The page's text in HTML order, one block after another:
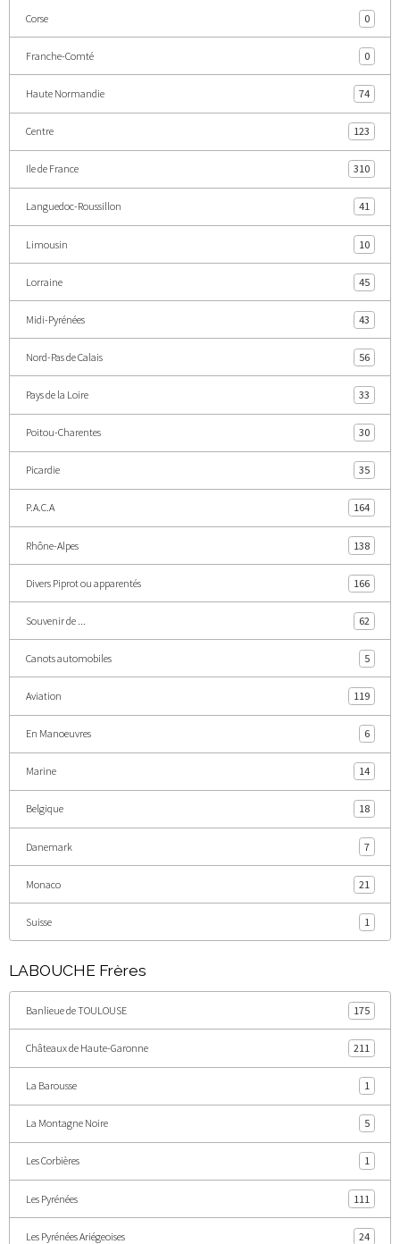
Corse 0
Franche-Comté 0
Haute Normandie 74
Centre 123
Ile de France 310
Languedoc-Roussillon 41
Limousin 10
Lorraine 45
Midi-Pyrénées 43
Nord-Pas de Calais 56
Pays de la Loire 33
Poitou-Charentes 30
Picardie 35
P.A.C.A 164
Rhône-Alpes 138
Divers Piprot ou apparentés 166
Souvenir de ... 62
Canots automobiles 5
Aviation 119
En Manoeuvres 6
Marine 14
Belgique 18
Danemark 7
Monaco 21
Suisse 1
LABOUCHE Frères
Banlieue de TOULOUSE 175
Châteaux de Haute-Garonne 211
La Barousse 1
La Montagne Noire 5
Les Corbières 1
Les Pyrénées 111
Les Pyrénées Ariégeoises 24